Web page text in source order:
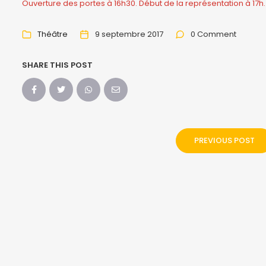
Ouverture des portes à 16h30. Début de la représentation à 17h.
Théâtre 9 septembre 2017 0 Comment
SHARE THIS POST
PREVIOUS POST